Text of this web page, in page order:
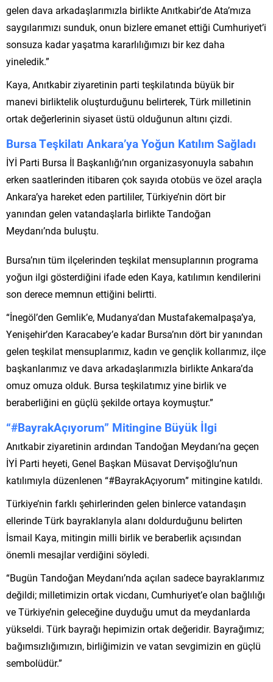
gelen dava arkadaşlarımızla birlikte Anıtkabir’de Ata’mıza
saygılarımızı sunduk, onun bizlere emanet ettiği Cumhuriyet’i
sonsuza kadar yaşatma kararlılığımızı bir kez daha
yineledik.”
Kaya, Anıtkabir ziyaretinin parti teşkilatında büyük bir
manevi birliktelik oluşturduğunu belirterek, Türk milletinin
ortak değerlerinin siyaset üstü olduğunun altını çizdi.
Bursa Teşkilatı Ankara’ya Yoğun Katılım Sağladı
İYİ Parti Bursa İl Başkanlığı’nın organizasyonuyla sabahın
erken saatlerinden itibaren çok sayıda otobüs ve özel araçla
Ankara’ya hareket eden partililer, Türkiye’nin dört bir
yanından gelen vatandaşlarla birlikte Tandoğan
Meydanı’nda buluştu.
Bursa’nın tüm ilçelerinden teşkilat mensuplarının programa
yoğun ilgi gösterdiğini ifade eden Kaya, katılımın kendilerini
son derece memnun ettiğini belirtti.
“İnegöl’den Gemlik’e, Mudanya’dan Mustafakemalpaşa’ya,
Yenişehir’den Karacabey’e kadar Bursa’nın dört bir yanından
gelen teşkilat mensuplarımız, kadın ve gençlik kollarımız, ilçe
başkanlarımız ve dava arkadaşlarımızla birlikte Ankara’da
omuz omuza olduk. Bursa teşkilatımız yine birlik ve
beraberliğini en güçlü şekilde ortaya koymuştur.”
“#BayrakAçıyorum” Mitingine Büyük İlgi
Anıtkabir ziyaretinin ardından Tandoğan Meydanı’na geçen
İYİ Parti heyeti, Genel Başkan Müsavat Dervişoğlu’nun
katılımıyla düzenlenen “#BayrakAçıyorum” mitingine katıldı.
Türkiye’nin farklı şehirlerinden gelen binlerce vatandaşın
ellerinde Türk bayraklarıyla alanı doldurduğunu belirten
İsmail Kaya, mitingin milli birlik ve beraberlik açısından
önemli mesajlar verdiğini söyledi.
“Bugün Tandoğan Meydanı’nda açılan sadece bayraklarımız
değildi; milletimizin ortak vicdanı, Cumhuriyet’e olan bağlılığı
ve Türkiye’nin geleceğine duyduğu umut da meydanlarda
yükseldi. Türk bayrağı hepimizin ortak değeridir. Bayrağımız;
bağımsızlığımızın, birliğimizin ve vatan sevgimizin en güçlü
sembolüdür.”